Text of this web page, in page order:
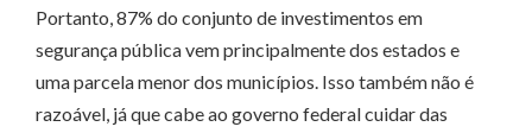
Portanto, 87% do conjunto de investimentos em
segurança pública vem principalmente dos estados e
uma parcela menor dos municípios. Isso também não é
razoável, já que cabe ao governo federal cuidar das